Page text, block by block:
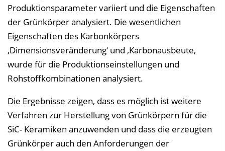
Produktionsparameter variiert und die Eigenschaften
der Grünkörper analysiert. Die wesentlichen
Eigenschaften des Karbonkörpers
‚Dimensionsveränderung‘ und ‚Karbonausbeute,
wurde für die Produktionseinstellungen und
Rohstoffkombinationen analysiert.
Die Ergebnisse zeigen, dass es möglich ist weitere
Verfahren zur Herstellung von Grünkörpern für die
SiC- Keramiken anzuwenden und dass die erzeugten
Grünkörper auch den Anforderungen der